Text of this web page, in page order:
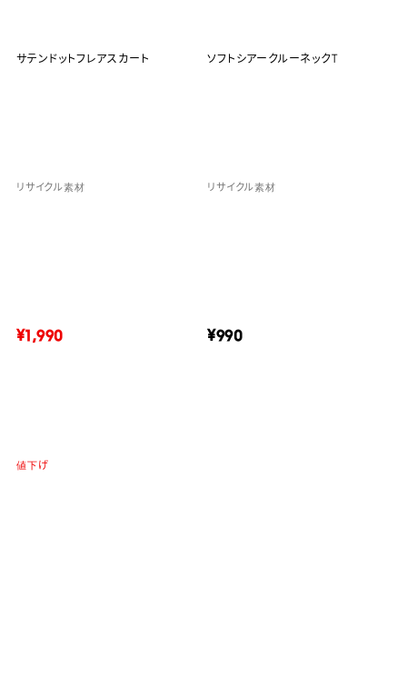
サテンドットフレアスカート
リサイクル素材
¥1,990
値下げ
ソフトシアークルーネックT
リサイクル素材
¥990